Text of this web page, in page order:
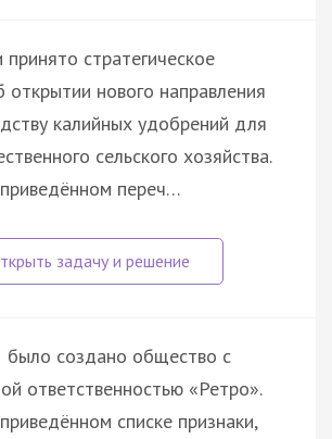
стратегическое
нового направления
калийных удобрений для
сельского хозяйства.
переч…
было создано общество с
ответственностью «Ретро».
списке признаки,